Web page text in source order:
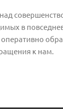
в
к нам.